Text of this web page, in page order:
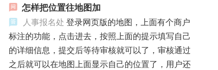
怎样把位置往地图加
人事报名处 登录网页版的地图，上面有个商户
标注的功能，点击进去，按照上面的提示填写自己
的详细信息，提交后等待审核就可以了，审核通过
之后就可以在地图上面显示自己的位置了，用户还